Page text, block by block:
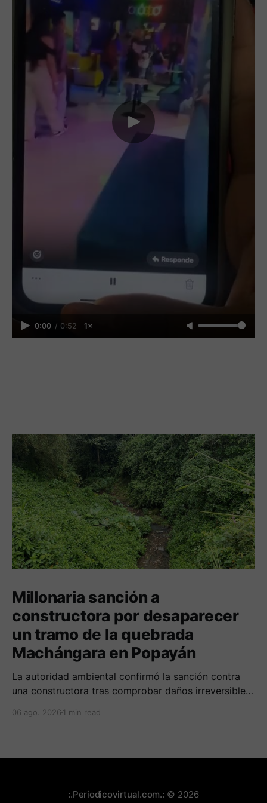
0:00 / 0:52 1×
Millonaria sanción a
constructora por desaparecer
un tramo de la quebrada
Machángara en Popayán
La autoridad ambiental confirmó la sanción contra
una constructora tras comprobar daños irreversibles
autorizada de un árbol.
06 ago. 2026 1 min read
:.Periodicovirtual.com.: © 2026